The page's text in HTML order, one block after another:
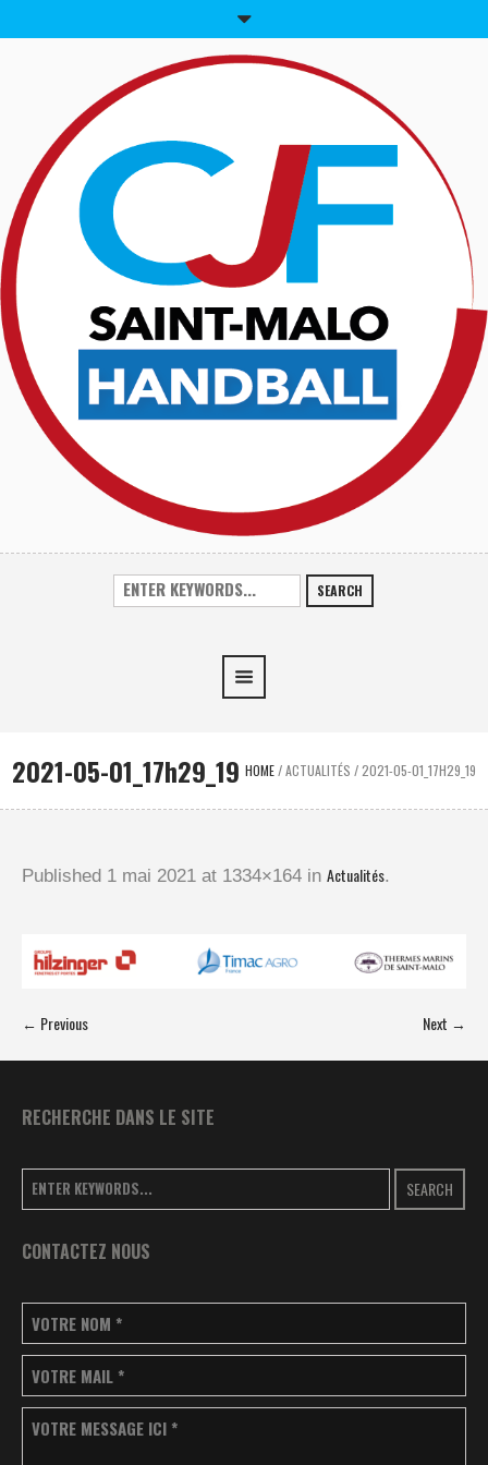
SEARCH
2021-05-01_17h29_19 HOME/ACTUALITÉS /2021-05-01_17H29_19
Published 1 mai 2021 at 1334×164 in Actualités.
← Previous Next →
RECHERCHE DANS LE SITE
SEARCH
CONTACTEZ NOUS
VOTRE NOM *
VOTRE MAIL *
VOTRE MESSAGE ICI *